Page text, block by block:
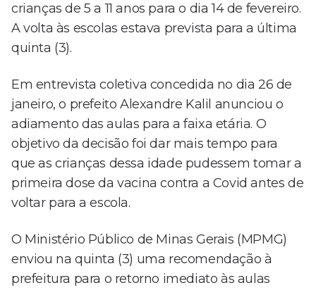
crianças de 5 a 11 anos para o dia 14 de fevereiro.
A volta às escolas estava prevista para a última
quinta (3).
Em entrevista coletiva concedida no dia 26 de
janeiro, o prefeito Alexandre Kalil anunciou o
adiamento das aulas para a faixa etária. O
objetivo da decisão foi dar mais tempo para
que as crianças dessa idade pudessem tomar a
primeira dose da vacina contra a Covid antes de
voltar para a escola.
O Ministério Público de Minas Gerais (MPMG)
enviou na quinta (3) uma recomendação à
prefeitura para o retorno imediato às aulas